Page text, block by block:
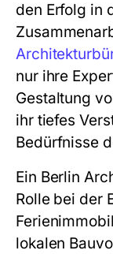
den Erfolg in
nur ihre
Gestaltung
ihr tiefes
Bedürfnisse
Ein Berlin
Rolle bei der
lokalen